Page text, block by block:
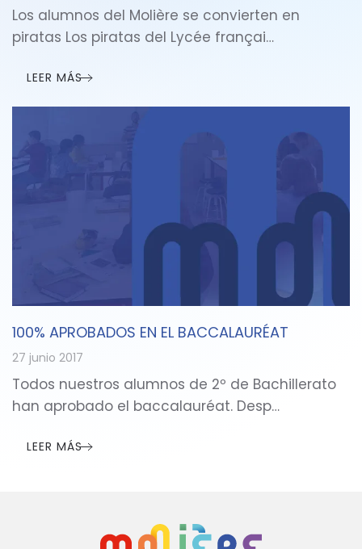
Los alumnos del Molière se convierten en
piratas Los piratas del Lycée françai…
LEER MÁS
100% APROBADOS EN EL BACCALAURÉAT
27 junio 2017
Todos nuestros alumnos de 2º de Bachillerato
han aprobado el baccalauréat. Desp…
LEER MÁS